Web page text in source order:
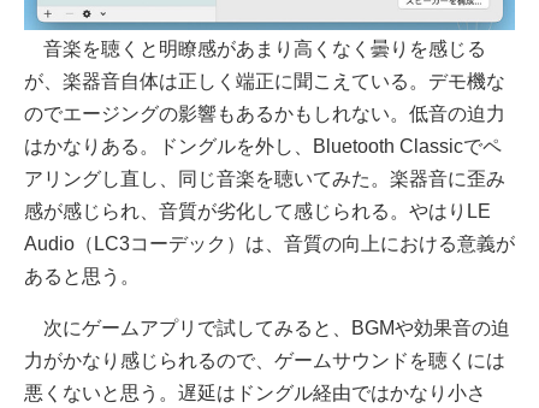
音楽を聴くと明瞭感があまり高くなく曇りを感じる
が、楽器音自体は正しく端正に聞こえている。デモ機な
のでエージングの影響もあるかもしれない。低音の迫力
はかなりある。ドングルを外し、Bluetooth Classicでペ
アリングし直し、同じ音楽を聴いてみた。楽器音に歪み
感が感じられ、音質が劣化して感じられる。やはりLE
Audio（LC3コーデック）は、音質の向上における意義が
あると思う。
次にゲームアプリで試してみると、BGMや効果音の迫
力がかなり感じられるので、ゲームサウンドを聴くには
悪くないと思う。遅延はドングル経由ではかなり小さ